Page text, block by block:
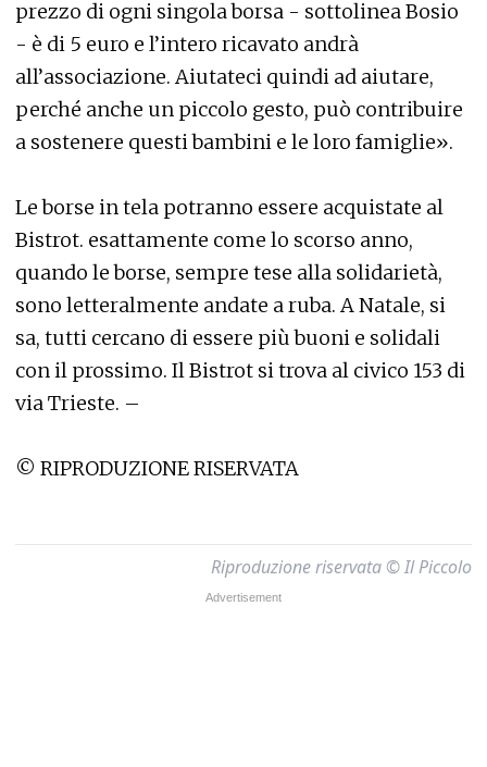
prezzo di ogni singola borsa - sottolinea Bosio
- è di 5 euro e l’intero ricavato andrà
all’associazione. Aiutateci quindi ad aiutare,
perché anche un piccolo gesto, può contribuire
a sostenere questi bambini e le loro famiglie».
Le borse in tela potranno essere acquistate al
Bistrot. esattamente come lo scorso anno,
quando le borse, sempre tese alla solidarietà,
sono letteralmente andate a ruba. A Natale, si
sa, tutti cercano di essere più buoni e solidali
con il prossimo. Il Bistrot si trova al civico 153 di
via Trieste. –
© RIPRODUZIONE RISERVATA
Riproduzione riservata © Il Piccolo